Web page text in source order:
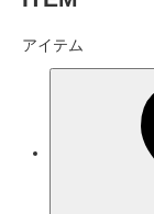
アイテム